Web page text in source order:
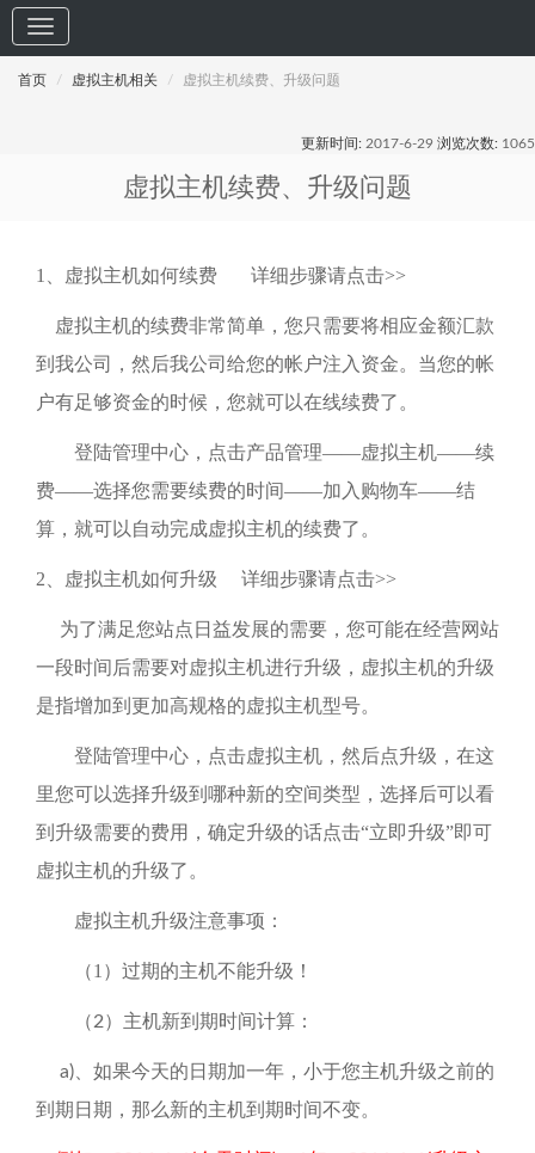
首页 虚拟主机相关 虚拟主机续费、升级问题
更新时间: 2017-6-29 浏览次数: 1065
虚拟主机续费、升级问题
1 、虚拟主机如何续费 详细步骤请点击>>
虚拟主机的续费非常简单，您只需要将相应金额汇款
到我公司，然后我公司给您的帐户注入资金。当您的帐
户有足够资金的时候，您就可以在线续费了。
登陆管理中心，点击产品管理——虚拟主机——续
费——选择您需要续费的时间——加入购物车——结
算，就可以自动完成虚拟主机的续费了。
2 、虚拟主机如何升级 详细步骤请点击>>
为了满足您站点日益发展的需要，您可能在经营网站
一段时间后需要对虚拟主机进行升级，虚拟主机的升级
是指增加到更加高规格的虚拟主机型号。
登陆管理中心，点击虚拟主机，然后点升级，在这
里您可以选择升级到哪种新的空间类型，选择后可以看
到升级需要的费用，确定升级的话点击“立即升级”即可
虚拟主机的升级了。
虚拟主机升级注意事项：
（1） 过期的主机不能升级！
（2） 主机新到期时间计算：
a) 、如果今天的日期加一年，小于您主机升级之前的
到期日期，那么新的主机到期时间不变。